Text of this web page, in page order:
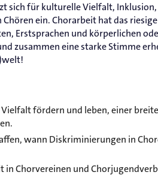
sich für kulturelle Vielfalt,
ein. Chorarbeit hat das
Erstsprachen und körperlichen
zusammen eine starke Stimme
fördern und leben, einer
wann Diskriminierungen in
Chorvereinen und